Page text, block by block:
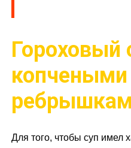
Гороховый
копчеными
Для того, чтобы суп имел